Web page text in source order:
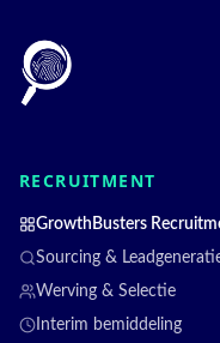
RECRUITMENT
GrowthBusters
Sourcing &
Werving & Selectie
Interim bemiddeling